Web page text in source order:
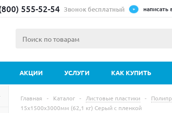
555-52-54 Звонок бесплатный написать
АКЦИИ УСЛУГИ КАК КУПИТЬ
Главная - Каталог - Листовые пластики -
15х1500х3000мм (62,1 кг) Серый с пленкой